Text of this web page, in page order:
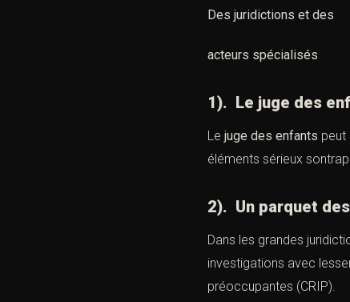
Des juridictions et des
acteurs spécialisés
1). Le juge des
Le juge des enfants peut
éléments sérieux
2). Un parquet
Dans les grandes
investigations avec
préoccupantes (CRIP).